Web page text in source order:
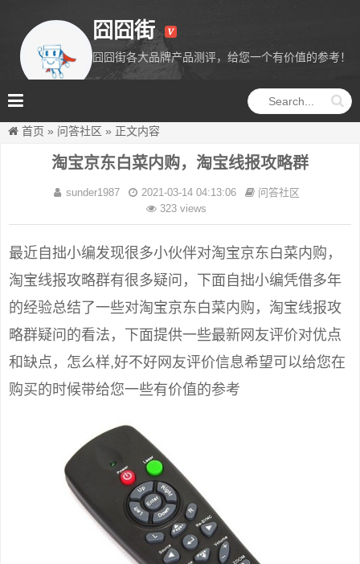
囧囧街
囧囧街各大品牌产品测评，给您一个有价值的参考！
首页 » 问答社区 » 正文内容
淘宝京东白菜内购，淘宝线报攻略群
sunder1987 2021-03-14 04:13:06
问答社区
323 views
最近自拙小编发现很多小伙伴对淘宝京东白菜内购，
淘宝线报攻略群有很多疑问，下面自拙小编凭借多年
的经验总结了一些对淘宝京东白菜内购，淘宝线报攻
略群疑问的看法，下面提供一些最新网友评价对优点
和缺点，怎么样,好不好网友评价信息希望可以给您在
购买的时候带给您一些有价值的参考